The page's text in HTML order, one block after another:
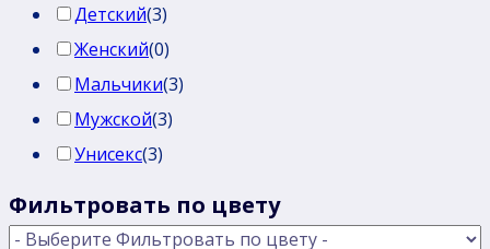
Детский(3)
Женский(0)
Мальчики(3)
Мужской(3)
Унисекс(3)
Фильтровать по цвету